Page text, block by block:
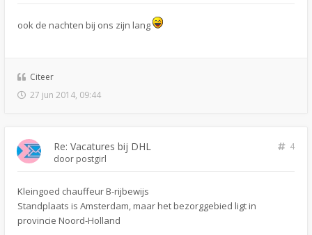
ook de nachten bij ons zijn lang
Citeer
27 jun 2014, 09:44
Re: Vacatures bij DHL
4
door postgirl
Kleingoed chauffeur B-rijbewijs
Standplaats is Amsterdam, maar het bezorggebied ligt in
provincie Noord-Holland